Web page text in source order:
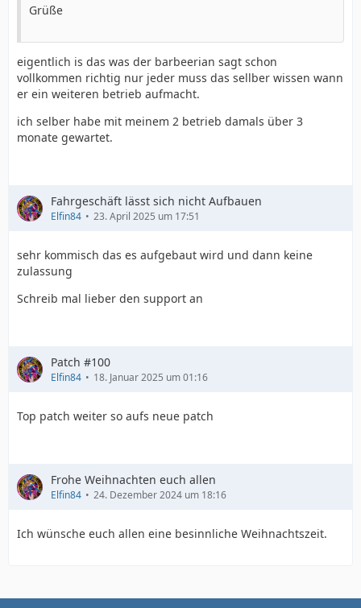
Grüße
eigentlich is das was der barbeerian sagt schon
vollkommen richtig nur jeder muss das sellber wissen wann
er ein weiteren betrieb aufmacht.
ich selber habe mit meinem 2 betrieb damals über 3
monate gewartet.
Fahrgeschäft lässt sich nicht Aufbauen
Elfin84 23. April 2025 um 17:51
sehr kommisch das es aufgebaut wird und dann keine
zulassung
Schreib mal lieber den support an
Patch #100
Elfin84 18. Januar 2025 um 01:16
Top patch weiter so aufs neue patch
Frohe Weihnachten euch allen
Elfin84 24. Dezember 2024 um 18:16
Ich wünsche euch allen eine besinnliche Weihnachtszeit.